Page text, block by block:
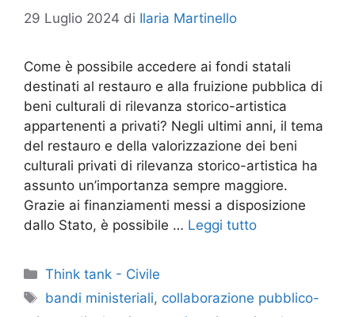
29 Luglio 2024 di Ilaria Martinello
Come è possibile accedere ai fondi statali
destinati al restauro e alla fruizione pubblica di
beni culturali di rilevanza storico-artistica
appartenenti a privati? Negli ultimi anni, il tema
del restauro e della valorizzazione dei beni
culturali privati di rilevanza storico-artistica ha
assunto un’importanza sempre maggiore.
Grazie ai finanziamenti messi a disposizione
dallo Stato, è possibile … Leggi tutto
Categorie
Think tank - Civile
Tag
bandi ministeriali, collaborazione pubblico-